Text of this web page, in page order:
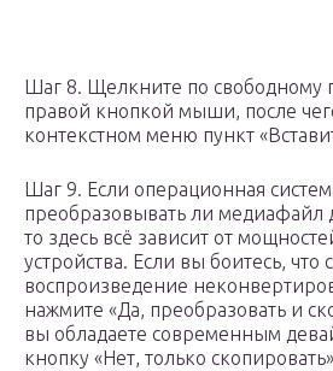
Шаг 8. Щелкните по свободному
правой кнопкой мыши, после
контекстном меню пункт
Шаг 9. Если операционная
преобразовывать ли медиафайл
то здесь всё зависит от
устройства. Если вы боитесь,
воспроизведение
нажмите «Да, преобразовать и
вы обладаете современным
кнопку «Нет, только